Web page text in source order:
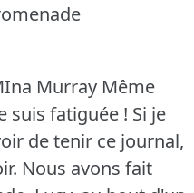
Murray Même
suis fatiguée ! Si je
de tenir ce journal,
Nous avons fait